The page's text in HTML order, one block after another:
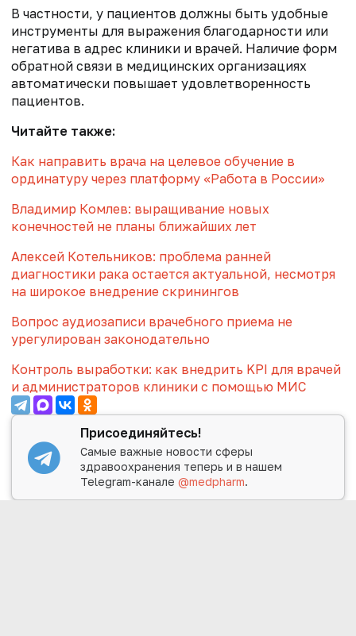
В частности, у пациентов должны быть удобные
инструменты для выражения благодарности или
негатива в адрес клиники и врачей. Наличие форм
обратной связи в медицинских организациях
автоматически повышает удовлетворенность
пациентов.
Читайте также:
Как направить врача на целевое обучение в
ординатуру через платформу «Работа в России»
Владимир Комлев: выращивание новых
конечностей не планы ближайших лет
Алексей Котельников: проблема ранней
диагностики рака остается актуальной, несмотря
на широкое внедрение скринингов
Вопрос аудиозаписи врачебного приема не
урегулирован законодательно
Контроль выработки: как внедрить KPI для врачей
и администраторов клиники с помощью МИС
Присоединяйтесь!
Самые важные новости сферы
здравоохранения теперь и в нашем
Telegram-канале@medpharm.